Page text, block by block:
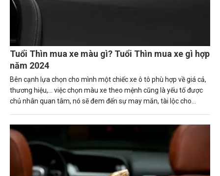
Tuổi Thìn mua xe màu gì? Tuổi Thìn mua xe gì hợp
năm 2024
Bên cạnh lựa chọn cho mình một chiếc xe ô tô phù hợp về giá cả,
thương hiệu,... việc chọn màu xe theo mệnh cũng là yếu tố được
chủ nhân quan tâm, nó sẽ đem đến sự may mắn, tài lộc cho
Mậu Thìn, Nhâm Thìn) mua được chiếc xe ô tô phù hợp. Tuổi thìn
hợp xe màu gì sẽ mang lại may mắn và tài lộc cho gia chủ.